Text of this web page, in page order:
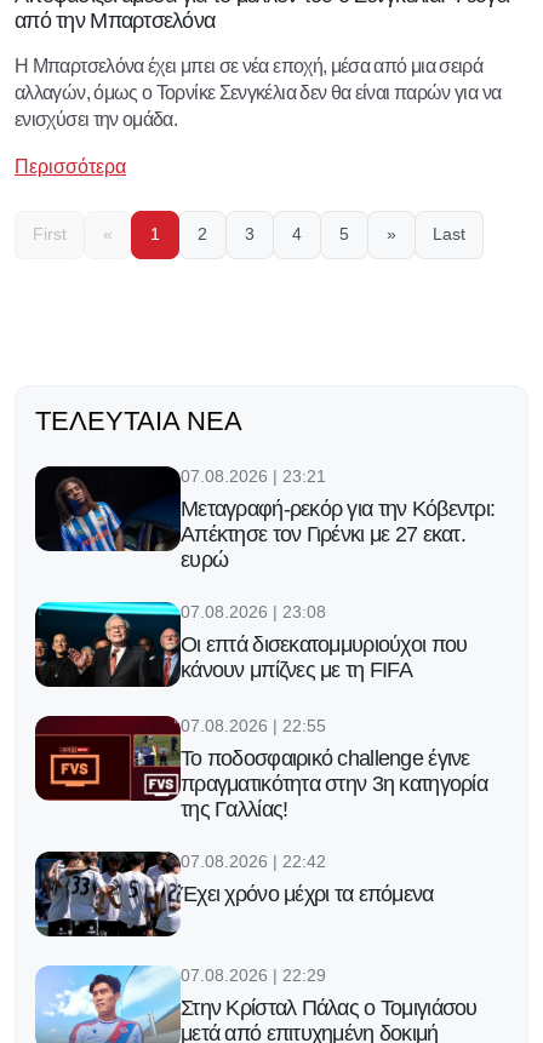
από την Μπαρτσελόνα
Η Μπαρτσελόνα έχει μπει σε νέα εποχή, μέσα από μια σειρά
αλλαγών, όμως ο Τορνίκε Σενγκέλια δεν θα είναι παρών για να
ενισχύσει την ομάδα.
Περισσότερα
First « 1 2 3 4 5 » Last
ΤΕΛΕΥΤΑΊΑ ΝΈΑ
07.08.2026 | 23:21
Μεταγραφή-ρεκόρ για την Κόβεντρι:
Απέκτησε τον Γιρένκι με 27 εκατ.
ευρώ
07.08.2026 | 23:08
Οι επτά δισεκατομμυριούχοι που
κάνουν μπίζνες με τη FIFA
07.08.2026 | 22:55
Το ποδοσφαιρικό challenge έγινε
πραγματικότητα στην 3η κατηγορία
της Γαλλίας!
07.08.2026 | 22:42
Έχει χρόνο μέχρι τα επόμενα
07.08.2026 | 22:29
Στην Κρίσταλ Πάλας ο Τομιγιάσου
μετά από επιτυχημένη δοκιμή